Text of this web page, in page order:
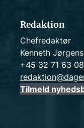
Redaktion
Chefredaktør
Kenneth
+45 32 71 63 08
Tilmeld